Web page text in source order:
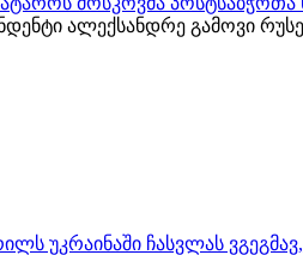
ალექსანდრე გამოვი
უკრაინაში ჩასვლას